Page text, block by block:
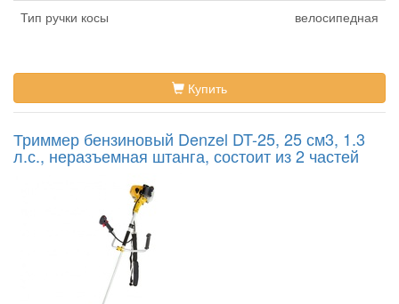
Тип ручки косы
велосипедная
Купить
Триммер бензиновый Denzel DT-25, 25 см3, 1.3
л.с., неразъемная штанга, состоит из 2 частей